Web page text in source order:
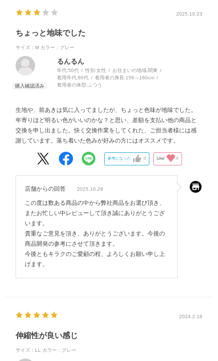
2025.10.23
ちょっと地味でした
サイズ：M カラー：グレー
るんるん
年代:50代 性別:女性 お住まいの地域:関東
着用年代:80代 着用者の身長:156～160cm
着用者の体型:ふつう
生地や、前あきは気に入ってましたが、ちょっと色味が地味でした。
年寄りほど明るい色がいいのかな？と思い、差額を支払い他の商品と
交換を申し出ました。快く交換作業をしてくれた、ご担当者様には感
謝しています。落ち着いた色みが好みの方にはオススメです。
参考になった 0 Like! 0
店舗からの回答 2025.10.29
この度は数ある商品の中から弊社商品をお選び頂き、
またお忙しい中レビューして頂き誠にありがとうござ
います。
貴重なご意見を頂き、ありがとうございます。今後の
商品開発の参考にさせて頂きます。
今後ともキラクのご愛顧の程、よろしくお願い申し上
げます。
2024.2.18
伸縮性が良い感じ
サイズ：LL カラー：グレー